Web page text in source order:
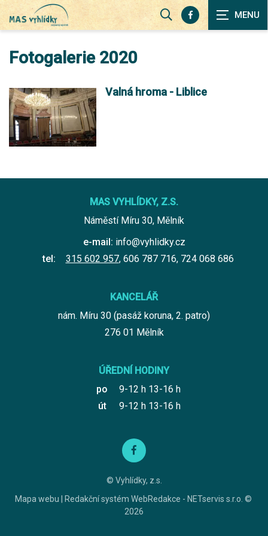
Zobrazit
Fotogalerie 2020
Valná hroma - Liblice
MAS VYHLÍDKY, Z.S.
Náměstí Míru 30, Mělník
e-mail: info@vyhlidky.cz
tel:
315 602 957, 606 787 716, 724 068 686
KANCELÁŘ
nám. Míru 30 (pasáž koruna, 2. patro)
276 01 Mělník
ÚŘEDNÍ HODINY
po
9-12 h 13-16 h
út
9-12 h 13-16 h
© Vyhlídky, z.s.
Mapa webu
Redakční systém WebRedakce - NETservis s.r.o. ©
2026